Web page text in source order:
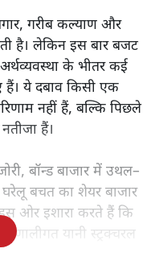
गरीब कल्याण और
है। लेकिन इस बार बजट
के भीतर कई
ये दबाव किसी एक
नहीं हैं, बल्कि पिछले
हैं।
बॉन्ड बाजार में उथल–
बचत का शेयर बाजार
ओर इशारा करते हैं कि
यानी स्ट्रक्चरल